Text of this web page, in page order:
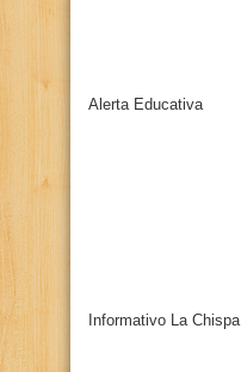
Alerta Educativa
Informativo La Chispa